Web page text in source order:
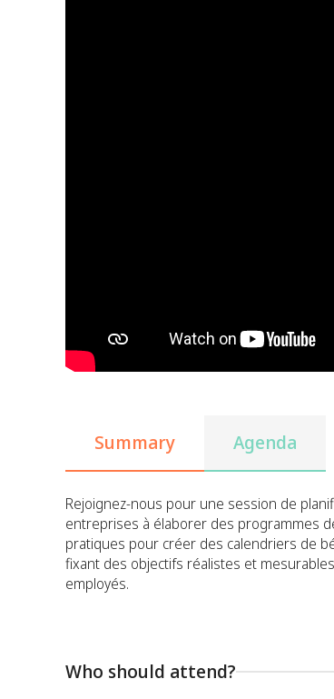
Summary Agenda
Rejoignez-nous pour une session de
entreprises à élaborer des programmes
pratiques pour créer des calendriers de
fixant des objectifs réalistes et
employés.
Who should attend?